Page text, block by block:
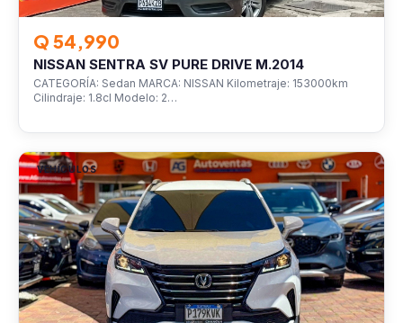
Q 54,990
NISSAN SENTRA SV PURE DRIVE M.2014
CATEGORÍA: Sedan MARCA: NISSAN Kilometraje: 153000km
Cilindraje: 1.8cl Modelo: 2…
VEHÍCULOS